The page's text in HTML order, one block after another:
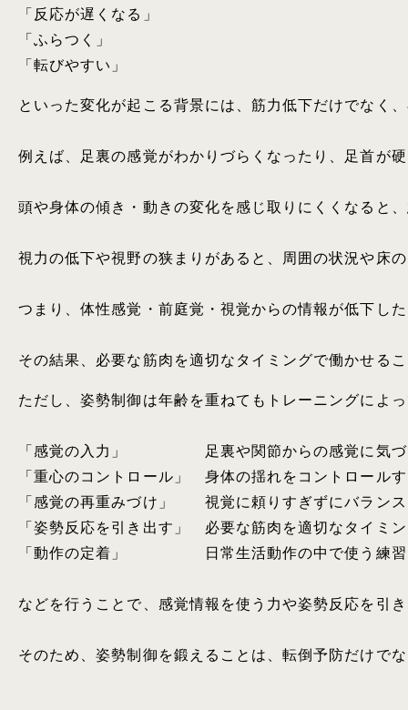
「反応が遅くなる」
「ふらつく」
「転びやすい」
といった変化が起こる背景には、筋力低下だけでなく
例えば、足裏の感覚がわかりづらくなったり、足首が
頭や身体の傾き・動きの変化を感じ取りにくくなると
視力の低下や視野の狭まりがあると、周囲の状況や床
つまり、体性感覚・前庭覚・視覚からの情報が低下し
その結果、必要な筋肉を適切なタイミングで働かせる
ただし、姿勢制御は年齢を重ねてもトレーニングによ
「感覚の入力」　　　　　足裏や関節からの感覚に気
「重心のコントロール」　身体の揺れをコントロール
「感覚の再重みづけ」　　視覚に頼りすぎずにバラン
「姿勢反応を引き出す」　必要な筋肉を適切なタイミ
「動作の定着」　　　　　日常生活動作の中で使う練習
などを行うことで、感覚情報を使う力や姿勢反応を引
そのため、姿勢制御を鍛えることは、転倒予防だけで